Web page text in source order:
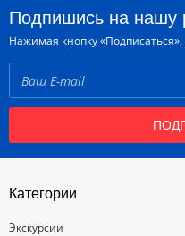
Подпишись на нашу
Нажимая кнопку
Категории
Экскурсии